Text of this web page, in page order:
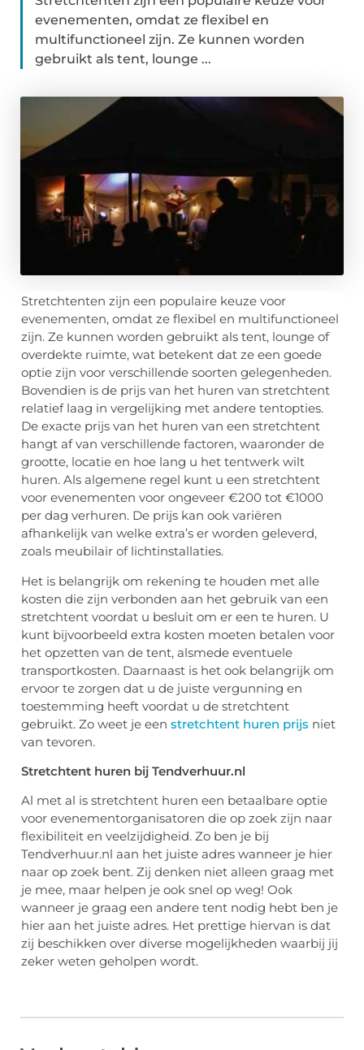
evenementen, omdat ze flexibel en
multifunctioneel zijn. Ze kunnen worden
gebruikt als tent, lounge ...
Stretchtenten zijn een populaire keuze voor
evenementen, omdat ze flexibel en multifunctioneel
zijn. Ze kunnen worden gebruikt als tent, lounge of
overdekte ruimte, wat betekent dat ze een goede
optie zijn voor verschillende soorten gelegenheden.
Bovendien is de prijs van het huren van stretchtent
relatief laag in vergelijking met andere tentopties.
De exacte prijs van het huren van een stretchtent
hangt af van verschillende factoren, waaronder de
grootte, locatie en hoe lang u het tentwerk wilt
huren. Als algemene regel kunt u een stretchtent
voor evenementen voor ongeveer €200 tot €1000
per dag verhuren. De prijs kan ook variëren
afhankelijk van welke extra’s er worden geleverd,
zoals meubilair of lichtinstallaties.
Het is belangrijk om rekening te houden met alle
kosten die zijn verbonden aan het gebruik van een
stretchtent voordat u besluit om er een te huren. U
kunt bijvoorbeeld extra kosten moeten betalen voor
het opzetten van de tent, alsmede eventuele
transportkosten. Daarnaast is het ook belangrijk om
ervoor te zorgen dat u de juiste vergunning en
toestemming heeft voordat u de stretchtent
gebruikt. Zo weet je een stretchtent huren prijs niet
van tevoren.
Stretchtent huren bij Tendverhuur.nl
Al met al is stretchtent huren een betaalbare optie
voor evenementorganisatoren die op zoek zijn naar
flexibiliteit en veelzijdigheid. Zo ben je bij
Tendverhuur.nl aan het juiste adres wanneer je hier
naar op zoek bent. Zij denken niet alleen graag met
je mee, maar helpen je ook snel op weg! Ook
wanneer je graag een andere tent nodig hebt ben je
hier aan het juiste adres. Het prettige hiervan is dat
zij beschikken over diverse mogelijkheden waarbij jij
zeker weten geholpen wordt.